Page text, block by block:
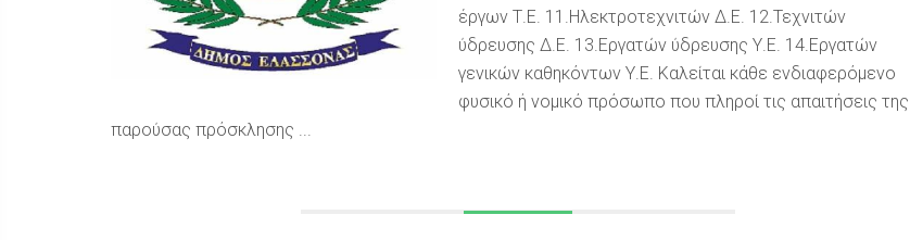
έργων Τ.Ε. 11.Ηλεκτροτεχνιτών Δ.Ε. 12.Τεχνιτών
ύδρευσης Δ.Ε. 13.Εργατών ύδρευσης Υ.Ε. 14.Εργατών
γενικών καθηκόντων Υ.Ε. Καλείται κάθε ενδιαφερόμενο
φυσικό ή νομικό πρόσωπο που πληροί τις απαιτήσεις της
παρούσας πρόσκλησης ...